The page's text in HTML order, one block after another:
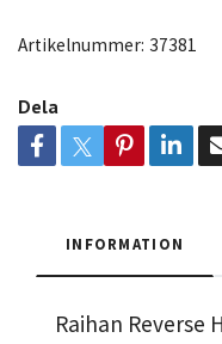
Artikelnummer: 37381
Dela
INFORMATION
Raihan Reverse